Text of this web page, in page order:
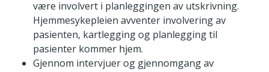
være involvert i planleggingen av utskrivning.
Hjemmesykepleien avventer involvering av
pasienten, kartlegging og planlegging til
pasienter kommer hjem.
Gjennom intervjuer og gjennomgang av